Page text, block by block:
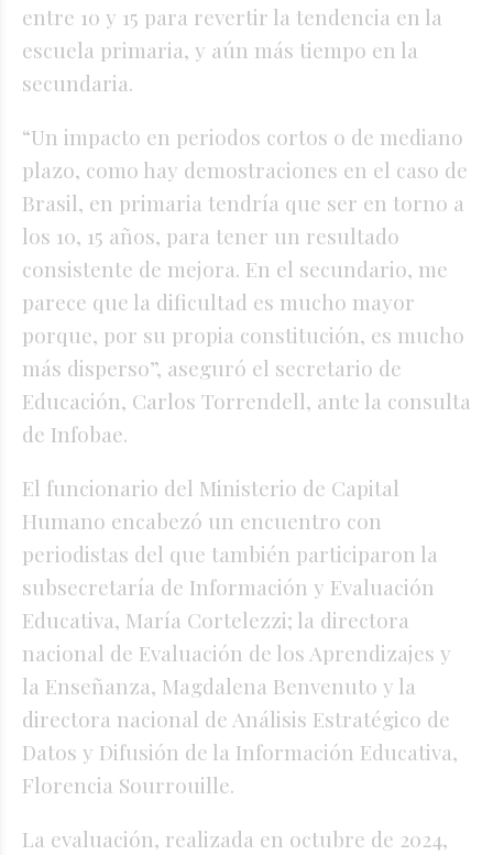
entre 10 y 15 para revertir la tendencia en la
escuela primaria, y aún más tiempo en la
secundaria.
“Un impacto en periodos cortos o de mediano
plazo, como hay demostraciones en el caso de
Brasil, en primaria tendría que ser en torno a
los 10, 15 años, para tener un resultado
consistente de mejora. En el secundario, me
parece que la dificultad es mucho mayor
porque, por su propia constitución, es mucho
más disperso”, aseguró el secretario de
Educación, Carlos Torrendell, ante la consulta
de Infobae.
El funcionario del Ministerio de Capital
Humano encabezó un encuentro con
periodistas del que también participaron la
subsecretaría de Información y Evaluación
Educativa, María Cortelezzi; la directora
nacional de Evaluación de los Aprendizajes y
la Enseñanza, Magdalena Benvenuto y la
directora nacional de Análisis Estratégico de
Datos y Difusión de la Información Educativa,
Florencia Sourrouille.
La evaluación, realizada en octubre de 2024,